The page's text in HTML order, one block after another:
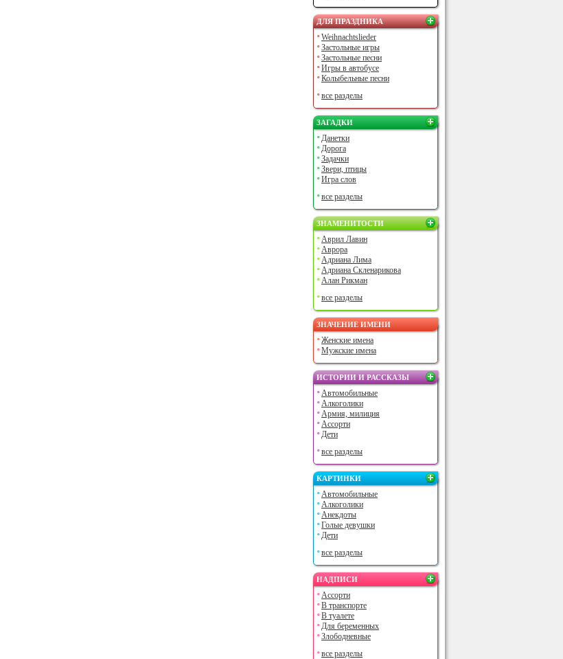
ДЛЯ ПРАЗДНИКА
Weihnachtslieder
Застольные игры
Застольные песни
Игры в автобусе
Колыбельные песни
все разделы
ЗАГАДКИ
Данетки
Дорога
Задачки
Звери, птицы
Игра слов
все разделы
ЗНАМЕНИТОСТИ
Аврил Лавин
Аврора
Адриана Лима
Адриана Скленарикова
Алан Рикман
все разделы
ЗНАЧЕНИЕ ИМЕНИ
Женские имена
Мужские имена
ИСТОРИИ И РАССКАЗЫ
Автомобильные
Алкоголики
Армия, милиция
Ассорти
Дети
все разделы
КАРТИНКИ
Автомобильные
Алкоголики
Анекдоты
Голые девушки
Дети
все разделы
НАДПИСИ
Ассорти
В транспорте
В туалете
Для беременных
Злободневные
все разделы